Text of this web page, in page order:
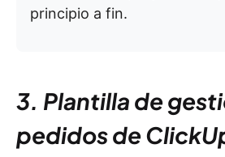
principio a fin.
3. Plantilla de
pedidos de